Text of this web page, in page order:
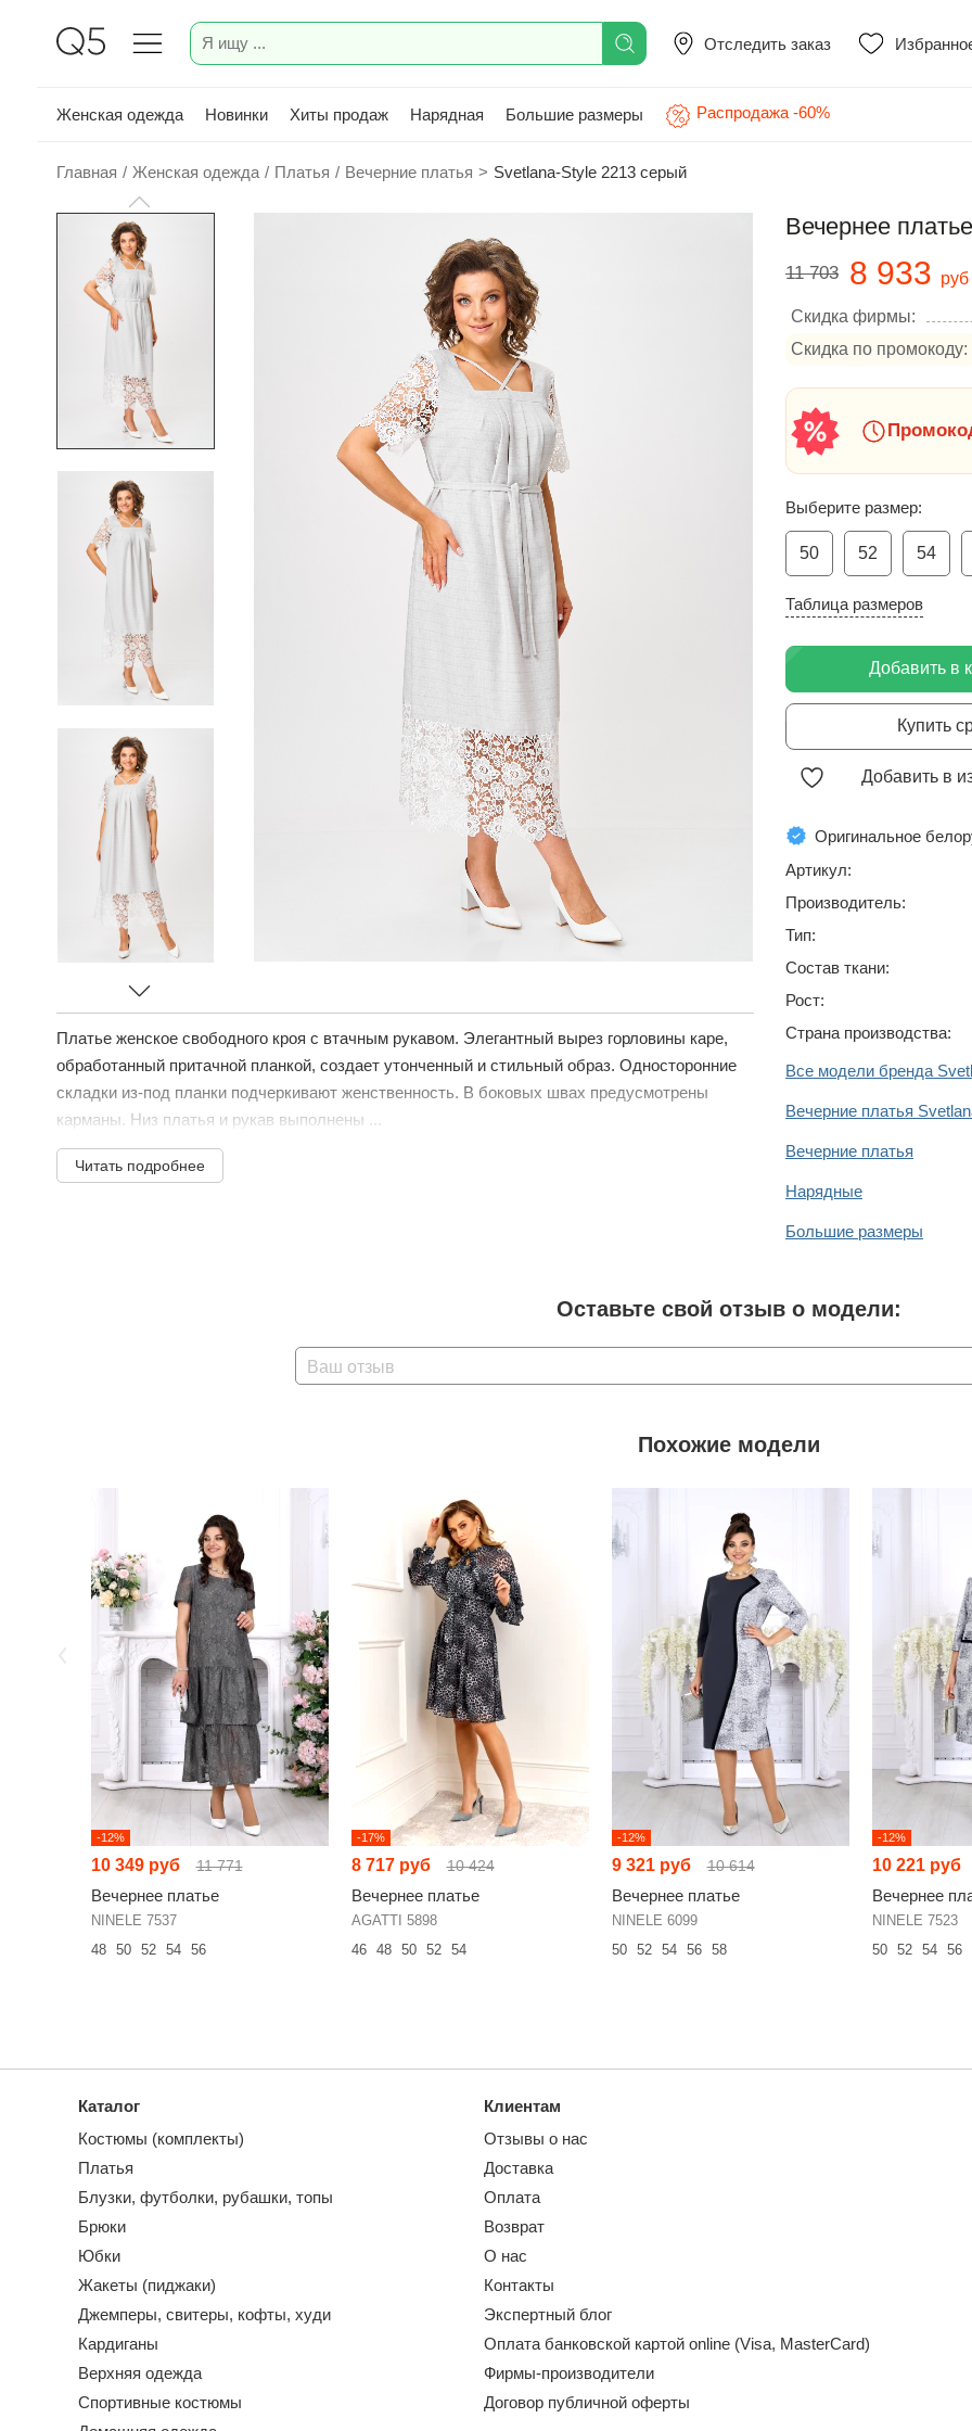
Отследить заказ
Женская одежда Новинки Хиты продаж Нарядная Большие размеры Распродажа -60%
Главная / Женская одежда / Платья / Вечерние платья > Svetlana-Style 2213 серый
Платье женское свободного кроя с втачным рукавом. Элегантный вырез горловины каре,
обработанный притачной планкой, создает утонченный и стильный образ. Односторонние
складки из-под планки подчеркивают женственность. В боковых швах предусмотрены
карманы. Низ платья и рукав выполнены ...
Читать подробнее
Вечернее
11 703 8 933 руб
Скидка фирмы:
Скидка по промокоду:
Выберите размер:
50 52 54
Таблица размеров
Добавить в
Купить
Добавить в
Оригинальное
Артикул:
Производитель:
Тип:
Состав ткани:
Рост:
Страна производства:
Все модели бренда
Вечерние платья
Вечерние платья
Нарядные
Большие размеры
Оставьте свой отзыв о модели:
Ваш отзыв
Похожие модели
-12%
10 349 руб 11 771
Вечернее платье
NINELE 7537
48
50 52 54 56
-17%
8 717 руб 10 424
Вечернее платье
AGATTI 5898
46
48 50 52 54
-12%
9 321 руб 10 614
Вечернее платье
NINELE 6099
50
52 54 56 58
-12%
10 221 руб
Вечернее
NINELE 7523
50
52 54 56
Каталог
Костюмы (комплекты)
Платья
Блузки, футболки, рубашки, топы
Брюки
Юбки
Жакеты (пиджаки)
Джемперы, свитеры, кофты, худи
Кардиганы
Верхняя одежда
Спортивные костюмы
Клиентам
Отзывы о нас
Доставка
Оплата
Возврат
О нас
Контакты
Экспертный блог
Оплата банковской картой online (Visa, MasterCard)
Фирмы-производители
Договор публичной оферты